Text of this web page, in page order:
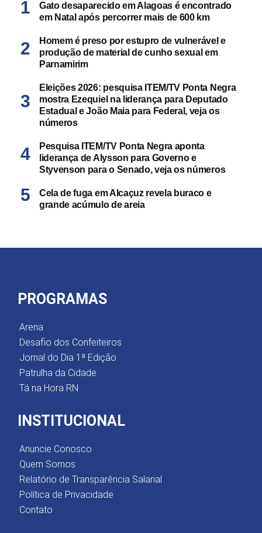
Gato desaparecido em Alagoas é encontrado
em Natal após percorrer mais de 600 km
Homem é preso por estupro de vulnerável e
produção de material de cunho sexual em
Parnamirim
Eleições 2026: pesquisa ITEM/TV Ponta Negra
mostra Ezequiel na liderança para Deputado
Estadual e João Maia para Federal, veja os
números
Pesquisa ITEM/TV Ponta Negra aponta
liderança de Alysson para Governo e
Styvenson para o Senado, veja os números
Cela de fuga em Alcaçuz revela buraco e
grande acúmulo de areia
PROGRAMAS
Arena
Desafio dos Confeiteiros
Jornal do Dia 1ª Edição
Patrulha da Cidade
Tá na Hora RN
INSTITUCIONAL
Anuncie Conosco
Quem Somos
Relatório de Transparência Salarial
Política de Privacidade
Contato